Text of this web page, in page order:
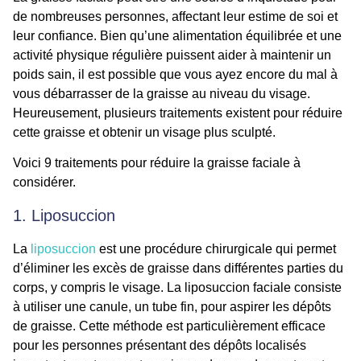
de nombreuses personnes, affectant leur estime de soi et
leur confiance. Bien qu’une alimentation équilibrée et une
activité physique régulière puissent aider à maintenir un
poids sain, il est possible que vous ayez encore du mal à
vous débarrasser de la graisse au niveau du visage.
Heureusement, plusieurs traitements existent pour réduire
cette graisse et obtenir un visage plus sculpté.
Voici 9 traitements pour réduire la graisse faciale à
considérer.
1. Liposuccion
La liposuccion est une procédure chirurgicale qui permet
d’éliminer les excès de graisse dans différentes parties du
corps, y compris le visage. La liposuccion faciale consiste
à utiliser une canule, un tube fin, pour aspirer les dépôts
de graisse. Cette méthode est particulièrement efficace
pour les personnes présentant des dépôts localisés